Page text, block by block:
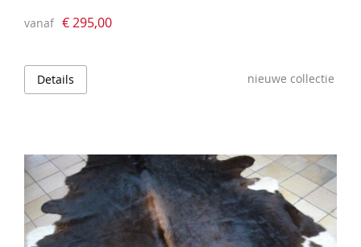
vanaf € 295,00
Details nieuwe collectie